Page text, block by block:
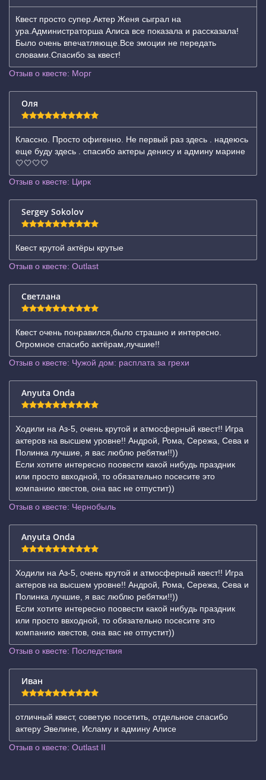
Квест просто супер.Актер Женя сыграл на
ура.Администраторша Алиса все показала и рассказала!
Было очень впечатляюще.Все эмоции не передать
словами.Спасибо за квест!
Отзыв о квесте: Морг
Оля
Классно. Просто офигенно. Не первый раз здесь . надеюсь
еще буду здесь . спасибо актеры денису и админу марине
🤍🤍🤍🤍
Отзыв о квесте: Цирк
Sergey Sokolov
Квест крутой актёры крутые
Отзыв о квесте: Outlast
Светлана
Квест очень понравился,было страшно и интересно.
Огромное спасибо актëрам,лучшие!!
Отзыв о квесте: Чужой дом: расплата за грехи
Anyuta Onda
Ходили на Аз-5, очень крутой и атмосферный квест!! Игра
актеров на высшем уровне!! Андрой, Рома, Сережа, Сева и
Полинка лучшие, я вас люблю ребятки!!))
Если хотите интересно поовести какой нибудь праздник
или просто ввходной, то обязательно посесите это
компанию квестов, она вас не отпустит))
Отзыв о квесте: Чернобыль
Anyuta Onda
Ходили на Аз-5, очень крутой и атмосферный квест!! Игра
актеров на высшем уровне!! Андрой, Рома, Сережа, Сева и
Полинка лучшие, я вас люблю ребятки!!))
Если хотите интересно поовести какой нибудь праздник
или просто ввходной, то обязательно посесите это
компанию квестов, она вас не отпустит))
Отзыв о квесте: Последствия
Иван
отличный квест, советую посетить, отдельное спасибо
актеру Эвелине, Исламу и админу Алисе
Отзыв о квесте: Outlast II